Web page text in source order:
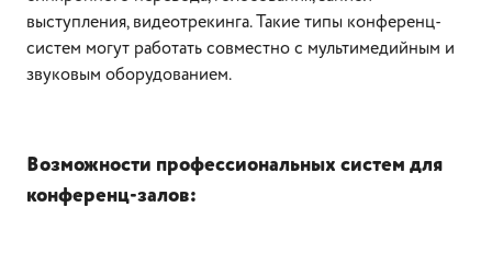
выступления, видеотрекинга. Такие типы конференц-
систем могут работать совместно с мультимедийным и
звуковым оборудованием.
Возможности профессиональных систем для
конференц-залов: